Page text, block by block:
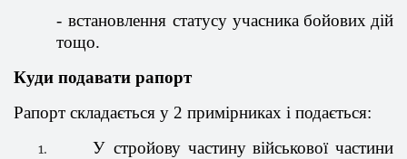
- встановленнястатусуучасника бойових дій
тощо.
Куди подавати рапорт
Рапорт складається у 2 примірниках і подається:
У стройову частину військової частини